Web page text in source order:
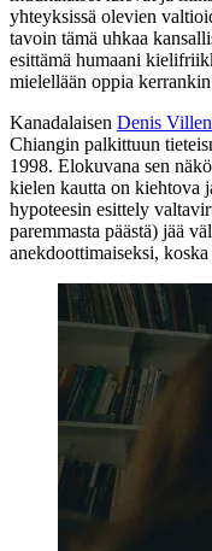
yhteyksissä olevien
tavoin tämä uhkaa
esittämä humaani
mielellään oppia
Kanadalaisen Denis
Chiangin palkittuun
1998. Elokuvana sen
kielen kautta on kiehtova
hypoteesin esittely
paremmasta päästä) jää
anekdoottimaiseksi,